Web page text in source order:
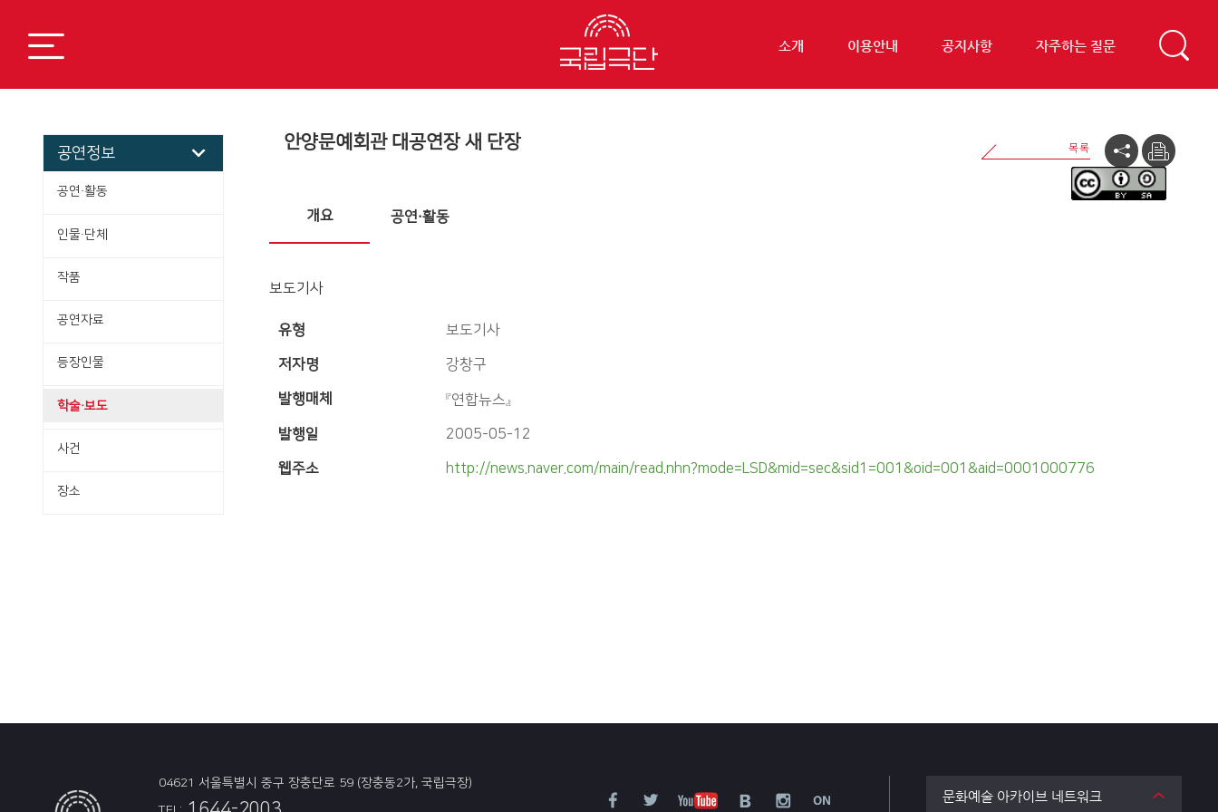
소개 이용안내 공지사항 자주하는 질문
공연정보
공연·활동
인물·단체
작품
공연자료
등장인물
학술·보도
사건
장소
안양문예회관 대공연장 새 단장
개요 공연·활동
보도기사
유형 보도기사
저자명 강창구
발행매체 『연합뉴스』
발행일 2005-05-12
웹주소 http://news.naver.com/main/read.nhn?mode=LSD&mid=sec&sid1=001&oid=001&aid=0001000776
04621 서울특별시 중구 장충단로 59 (장충동2가, 국립극장)
문화예술 아카이브 네트워크